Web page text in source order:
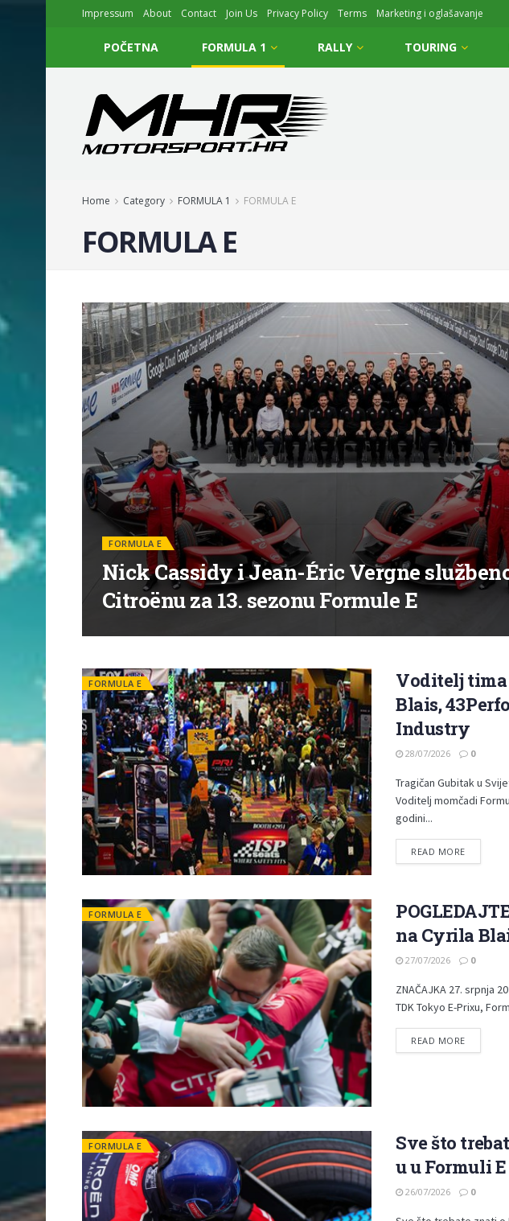
Impressum About Contact Join Us Privacy Policy Terms Marketing i oglašavanje
POČETNA FORMULA 1 RALLY TOURING
Home Category FORMULA 1 FORMULA E
FORMULA E
FORMULA E
Nick Cassidy i Jean-Éric Vergne
Citroënu za 13. sezonu Formule E
FORMULA E
Voditelj tima
Blais,
Industry
28/07/2026 0
Tragičan Gubitak u
Voditelj momčadi
godini...
READ MORE
FORMULA E
na Cyrila
27/07/2026 0
ZNAČAJKA 27. srpnja
TDK Tokyo E-Prixu,
READ MORE
FORMULA E
Sve što
u u Formuli E
26/07/2026 0